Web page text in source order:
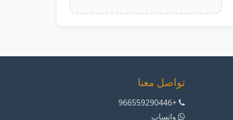
تواصل معنا
+966559290446
واتساب